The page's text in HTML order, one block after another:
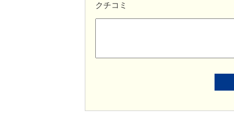
クチコミ